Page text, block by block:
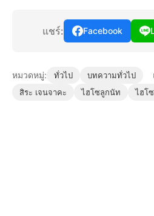
แชร์: Facebook
หมวดหมู่: ทั่วไป บทความทั่วไป
สิระ เจนจาคะ
ไฮโซลูกนัท ไฮโ